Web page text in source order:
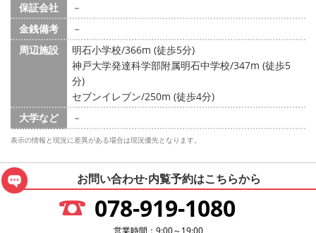
保証会社
－
金銭備考
－
周辺施設
明石小学校/366m (徒歩5分)
神戸大学発達科学部附属明石中学校/347m (徒歩5
分)
セブンイレブン/250m (徒歩4分)
大学など
－
表示の情報と現況に差異がある場合は現況優先となります。
お問い合わせ·内覧予約はこちらから
078-919-1080
営業時間：9:00～19:00